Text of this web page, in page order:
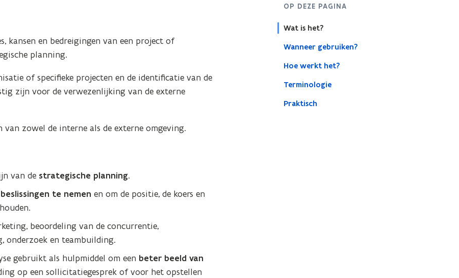
OP DEZE PAGINA
Wat is het?
Wanneer gebruiken?
Hoe werkt het?
Terminologie
Praktisch
kansen en bedreigingen van een project of
planning.
of specifieke projecten en de identificatie van de
zijn voor de verwezenlijking van de externe
van zowel de interne als de externe omgeving.
van de strategische planning.
beslissingen te nemenen om de positie, de koers en
beoordeling van de concurrentie,
en teambuilding.
gebruikt als hulpmiddel om een beter beeld van
op een sollicitatiegesprek of voor het opstellen